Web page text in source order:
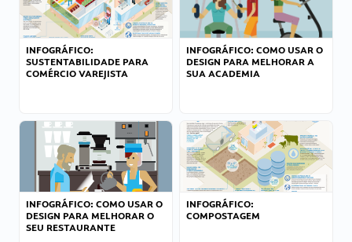
INFOGRÁFICO:
SUSTENTABILIDADE PARA
COMÉRCIO VAREJISTA
INFOGRÁFICO: COMO USAR O
DESIGN PARA MELHORAR A
SUA ACADEMIA
INFOGRÁFICO: COMO USAR O
DESIGN PARA MELHORAR O
SEU RESTAURANTE
INFOGRÁFICO:
COMPOSTAGEM